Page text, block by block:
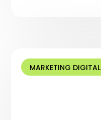
MARKETING DIGITAL